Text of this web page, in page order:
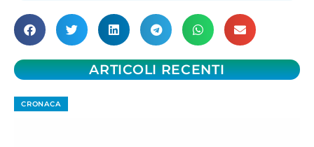
ARTICOLI RECENTI
CRONACA